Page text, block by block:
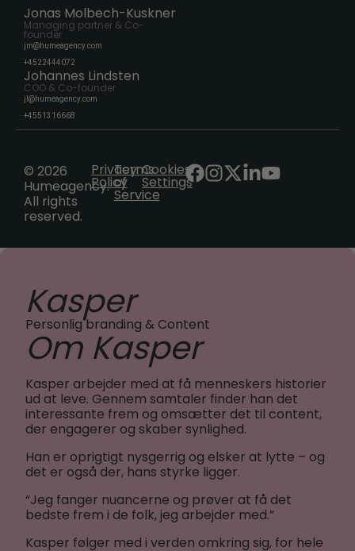
Jonas Molbech-Kuskner
Managing partner & Co-
founder
jm@humeagency.com
+4522444072
Johannes Lindsten
COO & Co-founder
jl@humeagency.com
+4551316668
© 2026
Humeagency.
All rights
reserved.
Privacy
Policy
Terms
of
Service
Cookies
Settings
Kasper
Personlig branding & Content
Om Kasper
Kasper arbejder med at få menneskers historier
ud at leve. Gennem samtaler finder han det
interessante frem og omsætter det til content,
der engagerer og skaber synlighed.
Han er oprigtigt nysgerrig og elsker at lytte – og
det er også der, hans styrke ligger.
“Jeg fanger nuancerne og prøver at få det
bedste frem i de folk, jeg arbejder med.”
Kasper følger med i verden omkring sig, for hele